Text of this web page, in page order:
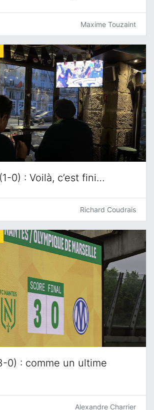
Maxime Touzaint
0) : Voilà, c’est fini…
Richard Coudrais
0) : comme un ultime
Alexandre Charrier